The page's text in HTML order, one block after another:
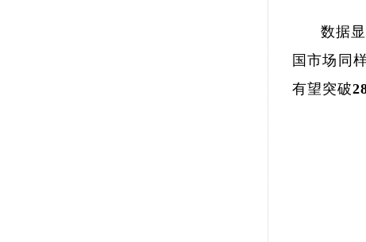
数据
国市场同
有望突破